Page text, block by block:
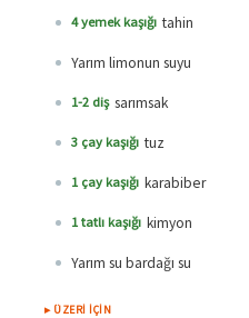
4 yemek kaşığı tahin
Yarım limonun suyu
1-2 diş sarımsak
3 çay kaşığı tuz
1 çay kaşığı karabiber
1 tatlı kaşığı kimyon
Yarım su bardağı su
▸ ÜZERİ İÇİN